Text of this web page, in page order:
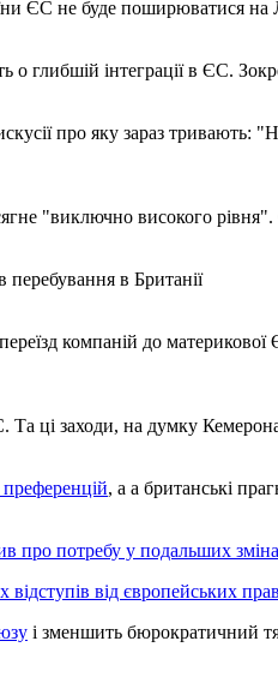
ЄС не буде поширюватися
о глибшій інтеграції в ЄС.
про яку зараз
"виключно високого
в Британії
компаній до
ці заходи, на думку
, а а британські
про потребу у подальших
відступів від європейських
і зменшить бюрократичний